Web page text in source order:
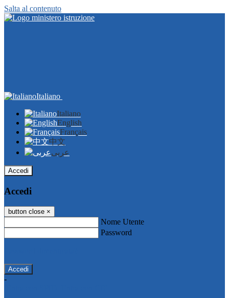
Salta al contenuto
Italiano
Italiano
English
Français
中文
عربى
Accedi
Accedi
button close ×
Nome Utente
Password
-